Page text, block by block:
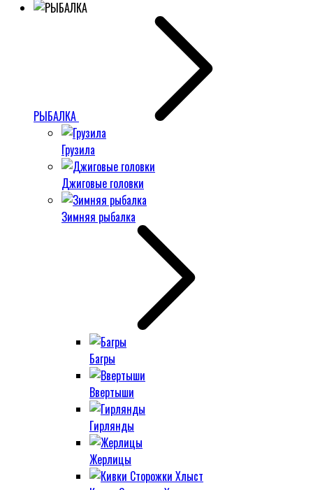
РЫБАЛКА
Грузила
Джиговые головки
Зимняя рыбалка
Багры
Ввертыши
Гирлянды
Жерлицы